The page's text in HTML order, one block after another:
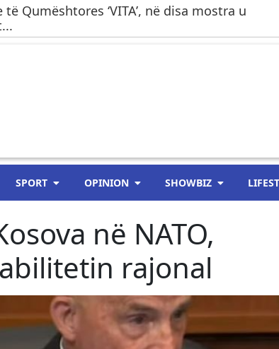
Qumështores ‘VITA’, në disa mostra u
SPORT OPINION SHOWBIZ
në NATO,
rajonal